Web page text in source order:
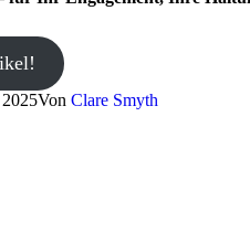
Von Clare Smyth